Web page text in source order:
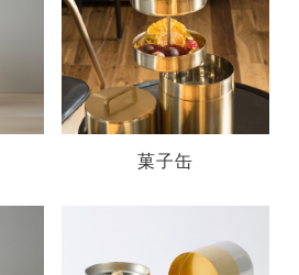
菓子缶